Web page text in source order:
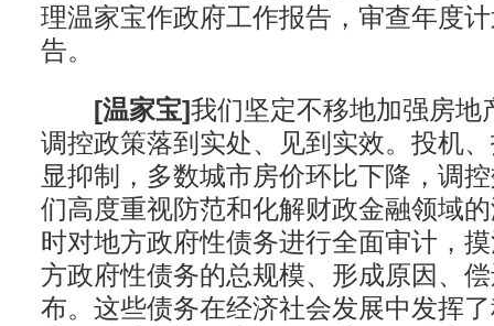
理温家宝作政府工作报告，审查年度
告。
[温家宝]我们坚定不移地加强房地
调控政策落到实处、见到实效。投机
显抑制，多数城市房价环比下降，调
们高度重视防范和化解财政金融领域
时对地方政府性债务进行全面审计，
方政府性债务的总规模、形成原因、
布。这些债务在经济社会发展中发挥